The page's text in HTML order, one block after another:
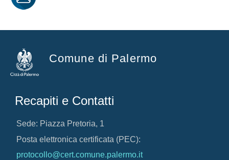
Comune di Palermo
Recapiti e Contatti
Sede: Piazza Pretoria, 1
Posta elettronica certificata (PEC):
protocollo@cert.comune.palermo.it